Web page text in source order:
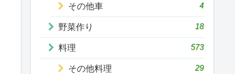
その他車 4
野菜作り 18
料理 573
その他料理 29